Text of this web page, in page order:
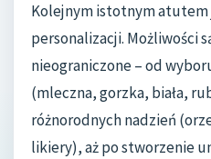
Kolejnym istotnym
personalizacji. Możliwości
nieograniczone – od
(mleczna, gorzka, biała,
różnorodnych nadzień
likiery), aż po stworzenie